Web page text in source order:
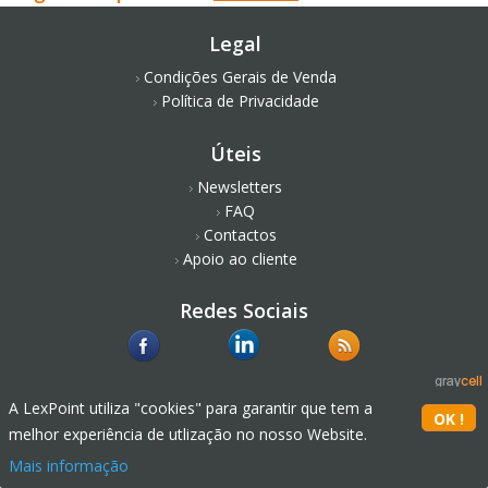
Legal
Condições Gerais de Venda
Política de Privacidade
Úteis
Newsletters
FAQ
Contactos
Apoio ao cliente
Redes Sociais
A LexPoint utiliza "cookies" para garantir que tem a
melhor experiência de utlização no nosso Website.
Mais informação